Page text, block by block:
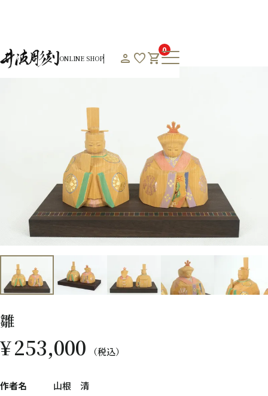
ONLINE SHOP person favoriteshopping_cart
0
HOME 通年商品一覧
雛
¥253,000 税込
作者名
山根 清